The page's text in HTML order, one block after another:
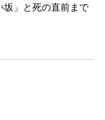
には、入手できな
者の方から「少年
坂」と死の直前まで